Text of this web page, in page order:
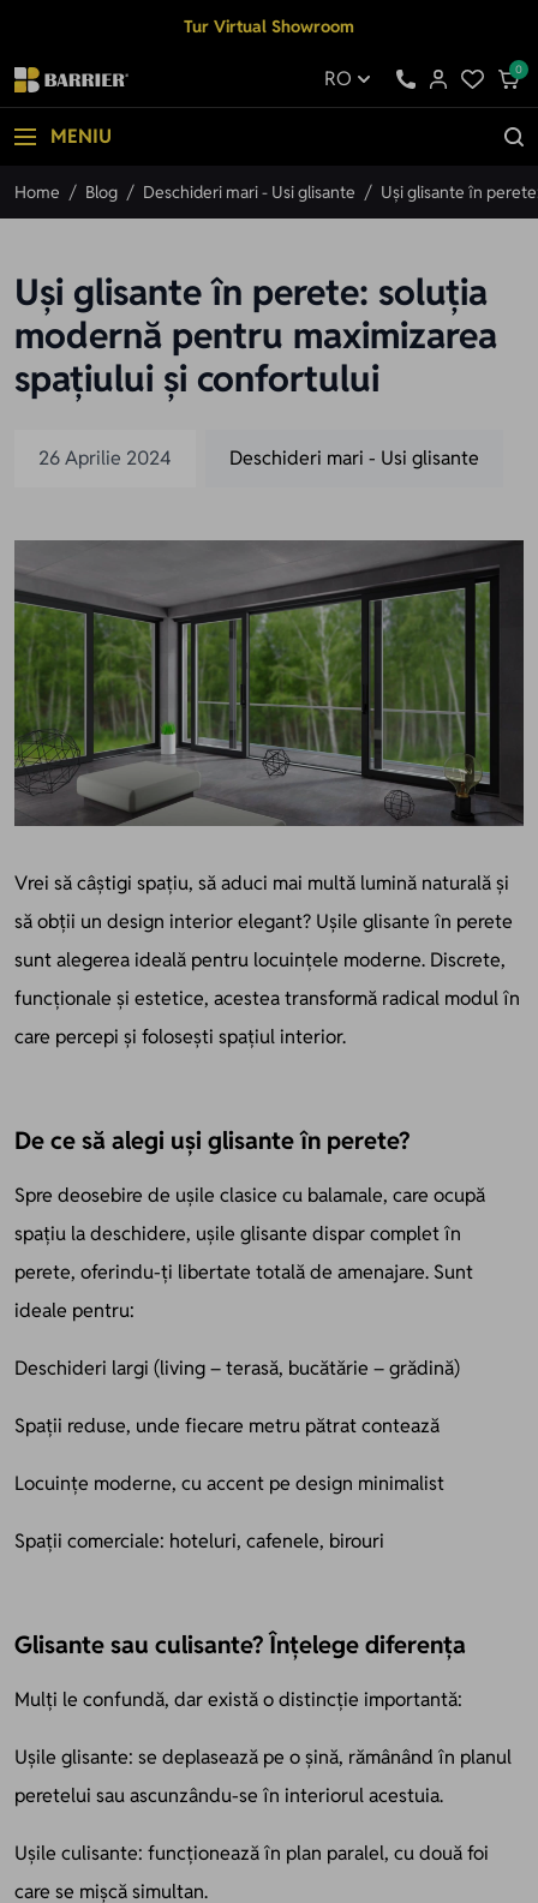
Tur Virtual Showroom
RO 0
MENIU
Home / Blog / Deschideri mari - Usi glisante / Uși glisante în
Uși glisante în perete: soluția
modernă pentru maximizarea
spațiului și confortului
26 Aprilie 2024 Deschideri mari - Usi glisante
Vrei să câștigi spațiu, să aduci mai multă lumină naturală și
să obții un design interior elegant? Ușile glisante în perete
sunt alegerea ideală pentru locuințele moderne. Discrete,
funcționale și estetice, acestea transformă radical modul în
care percepi și folosești spațiul interior.
De ce să alegi uși glisante în perete?
Spre deosebire de ușile clasice cu balamale, care ocupă
spațiu la deschidere, ușile glisante dispar complet în
perete, oferindu-ți libertate totală de amenajare. Sunt
ideale pentru:
Deschideri largi (living – terasă, bucătărie – grădină)
Spații reduse, unde fiecare metru pătrat contează
Locuințe moderne, cu accent pe design minimalist
Spații comerciale: hoteluri, cafenele, birouri
Glisante sau culisante? Înțelege diferența
Mulți le confundă, dar există o distincție importantă:
Ușile glisante: se deplasează pe o șină, rămânând în planul
peretelui sau ascunzându-se în interiorul acestuia.
Ușile culisante: funcționează în plan paralel, cu două foi
care se mișcă simultan.